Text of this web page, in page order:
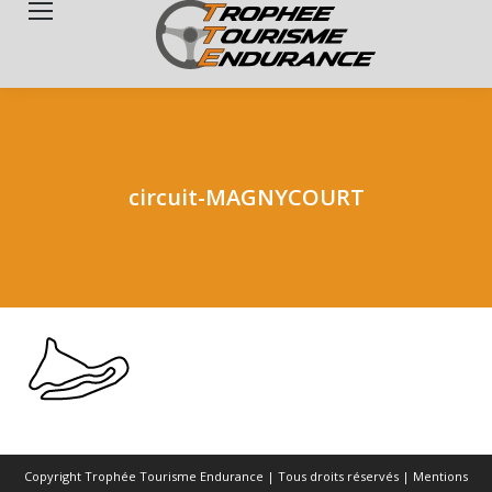
circuit-MAGNYCOURT
Copyright Trophée Tourisme Endurance | Tous droits réservés | Mentions